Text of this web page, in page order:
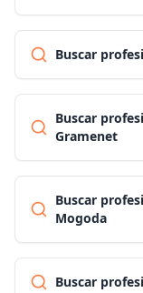
Buscar
Buscar
Gramenet
Buscar
Mogoda
Buscar